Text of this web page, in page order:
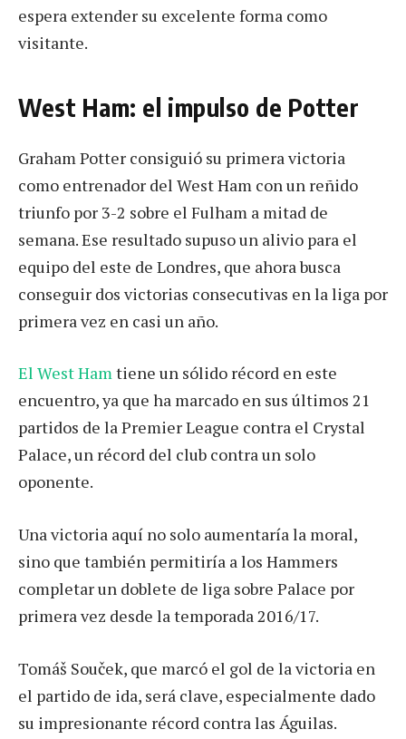
espera extender su excelente forma como
visitante.
West Ham: el impulso de Potter
Graham Potter consiguió su primera victoria
como entrenador del West Ham con un reñido
triunfo por 3-2 sobre el Fulham a mitad de
semana. Ese resultado supuso un alivio para el
equipo del este de Londres, que ahora busca
conseguir dos victorias consecutivas en la liga por
primera vez en casi un año.
El West Hamtiene un sólido récord en este
encuentro, ya que ha marcado en sus últimos 21
partidos de la Premier League contra el Crystal
Palace, un récord del club contra un solo
oponente.
Una victoria aquí no solo aumentaría la moral,
sino que también permitiría a los Hammers
completar un doblete de liga sobre Palace por
primera vez desde la temporada 2016/17.
Tomáš Souček, que marcó el gol de la victoria en
el partido de ida, será clave, especialmente dado
su impresionante récord contra las Águilas.